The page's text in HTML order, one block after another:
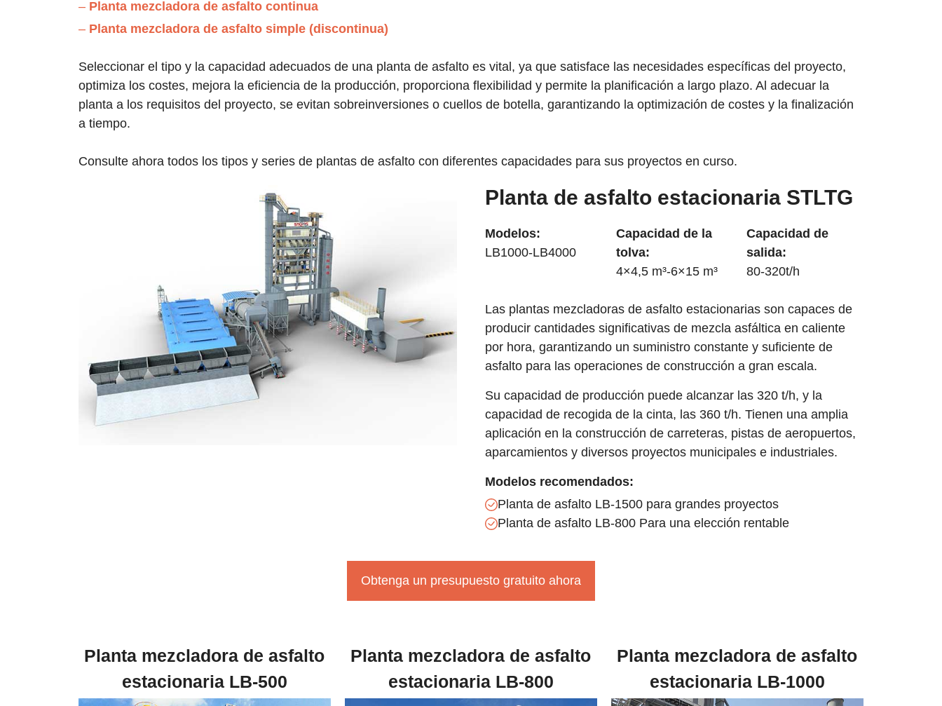
– Planta mezcladora de asfalto continua
– Planta mezcladora de asfalto simple (discontinua)
Seleccionar el tipo y la capacidad adecuados de una planta de asfalto es vital, ya que satisface las necesidades específicas del proyecto,
optimiza los costes, mejora la eficiencia de la producción, proporciona flexibilidad y permite la planificación a largo plazo. Al adecuar la
planta a los requisitos del proyecto, se evitan sobreinversiones o cuellos de botella, garantizando la optimización de costes y la finalización
a tiempo.
Consulte ahora todos los tipos y series de plantas de asfalto con diferentes capacidades para sus proyectos en curso.
Planta de asfalto estacionaria STLTG
Modelos:
LB1000-LB4000
Capacidad de la
tolva:
4×4,5 m³-6×15 m³
Capacidad de
salida:
80-320t/h
Las plantas mezcladoras de asfalto estacionarias son capaces de
producir cantidades significativas de mezcla asfáltica en caliente
por hora, garantizando un suministro constante y suficiente de
asfalto para las operaciones de construcción a gran escala.
Su capacidad de producción puede alcanzar las 320 t/h, y la
capacidad de recogida de la cinta, las 360 t/h. Tienen una amplia
aplicación en la construcción de carreteras, pistas de aeropuertos,
aparcamientos y diversos proyectos municipales e industriales.
Modelos recomendados:
Planta de asfalto LB-1500 para grandes proyectos
Planta de asfalto LB-800 Para una elección rentable
Obtenga un presupuesto gratuito ahora
Planta mezcladora de asfalto
estacionaria LB-500
Planta mezcladora de asfalto
estacionaria LB-800
Planta mezcladora de asfalto
estacionaria LB-1000